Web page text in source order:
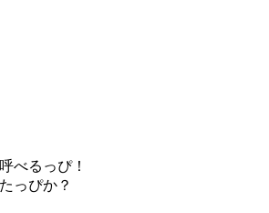
べるっぴ！
っぴか？